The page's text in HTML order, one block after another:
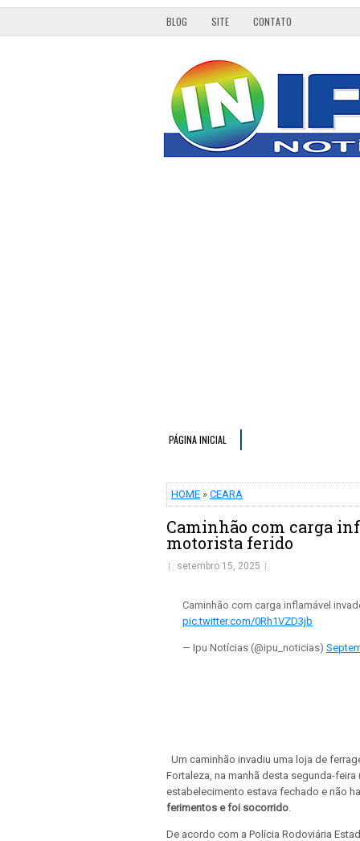
BLOG SITE CONTATO
PÁGINA INICIAL
HOME » CEARA
Caminhão com carga
motorista ferido
setembro 15, 2025
Caminhão com carga inflamável
pic.twitter.com/0Rh1VZD3jb
— Ipu Notícias (@ipu_noticias)
Um caminhão invadiu uma loja de
Fortaleza, na manhã desta segunda-
estabelecimento estava fechado e não
ferimentos e foi socorrido.
De acordo com a Polícia Rodoviária